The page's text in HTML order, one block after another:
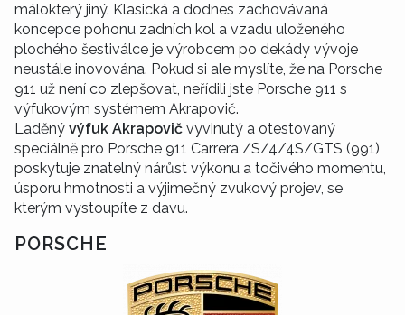
málokterý jiný. Klasická a dodnes zachovávaná
koncepce pohonu zadních kol a vzadu uloženého
plochého šestiválce je výrobcem po dekády vývoje
neustále inovována. Pokud si ale myslíte, že na Porsche
911 už není co zlepšovat, neřídili jste Porsche 911 s
výfukovým systémem Akrapovič.
Laděný výfuk Akrapovič vyvinutý a otestovaný
speciálně pro Porsche 911 Carrera /S/4/4S/GTS (991)
poskytuje znatelný nárůst výkonu a točivého momentu,
úsporu hmotnosti a výjimečný zvukový projev, se
kterým vystoupíte z davu.
PORSCHE